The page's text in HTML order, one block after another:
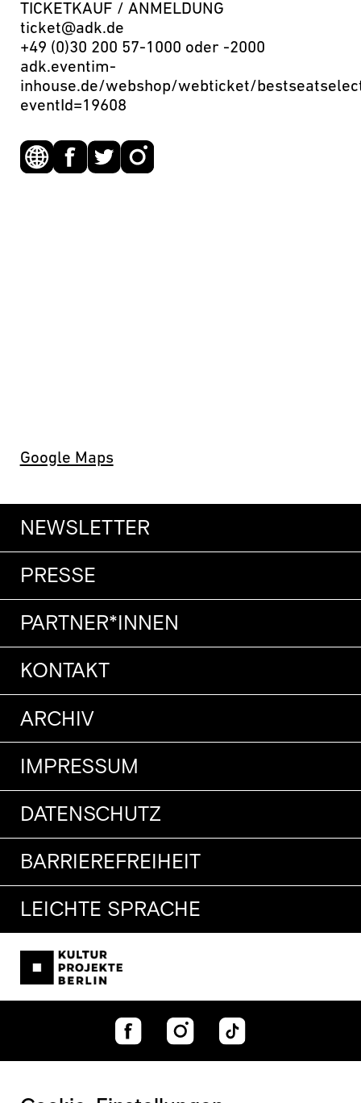
TICKETKAUF / ANMELDUNG
ticket@adk.de
+49 (0)30 200 57-1000 oder -2000
adk.eventim-
inhouse.de/webshop/webticket/
eventId=19608
Google Maps
NEWSLETTER
PRESSE
PARTNER*INNEN
KONTAKT
ARCHIV
IMPRESSUM
DATENSCHUTZ
BARRIEREFREIHEIT
LEICHTE SPRACHE